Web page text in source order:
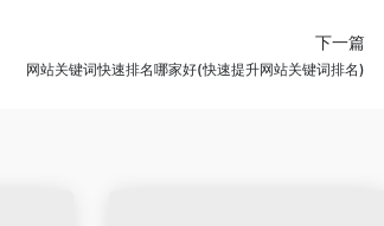
下一篇
网站关键词快速排名哪家好(快速提升网站关键词排名)